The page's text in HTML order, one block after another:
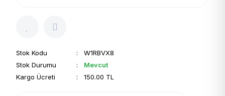
Stok Kodu
: W1RBVX8
Stok Durumu
: Mevcut
Kargo Ücreti
: 150.00 TL